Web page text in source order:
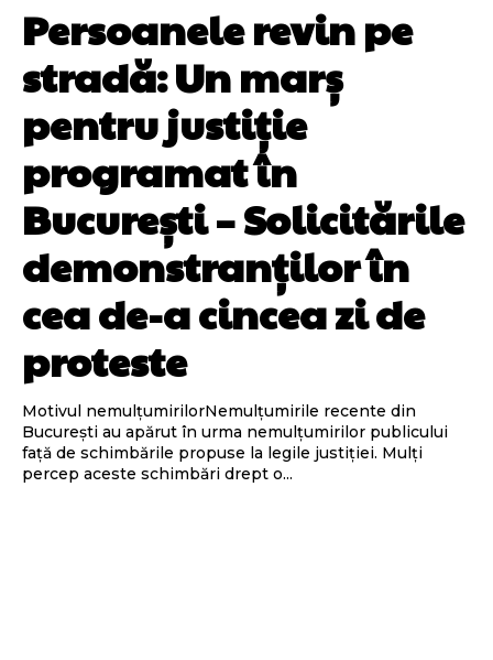
Persoanele revin pe
stradă: Un marș
pentru justiție
programat în
București – Solicitările
demonstranților în
cea de-a cincea zi de
proteste
Motivul nemulțumirilorNemulțumirile recente din
București au apărut în urma nemulțumirilor publicului
față de schimbările propuse la legile justiției. Mulți
percep aceste schimbări drept o...